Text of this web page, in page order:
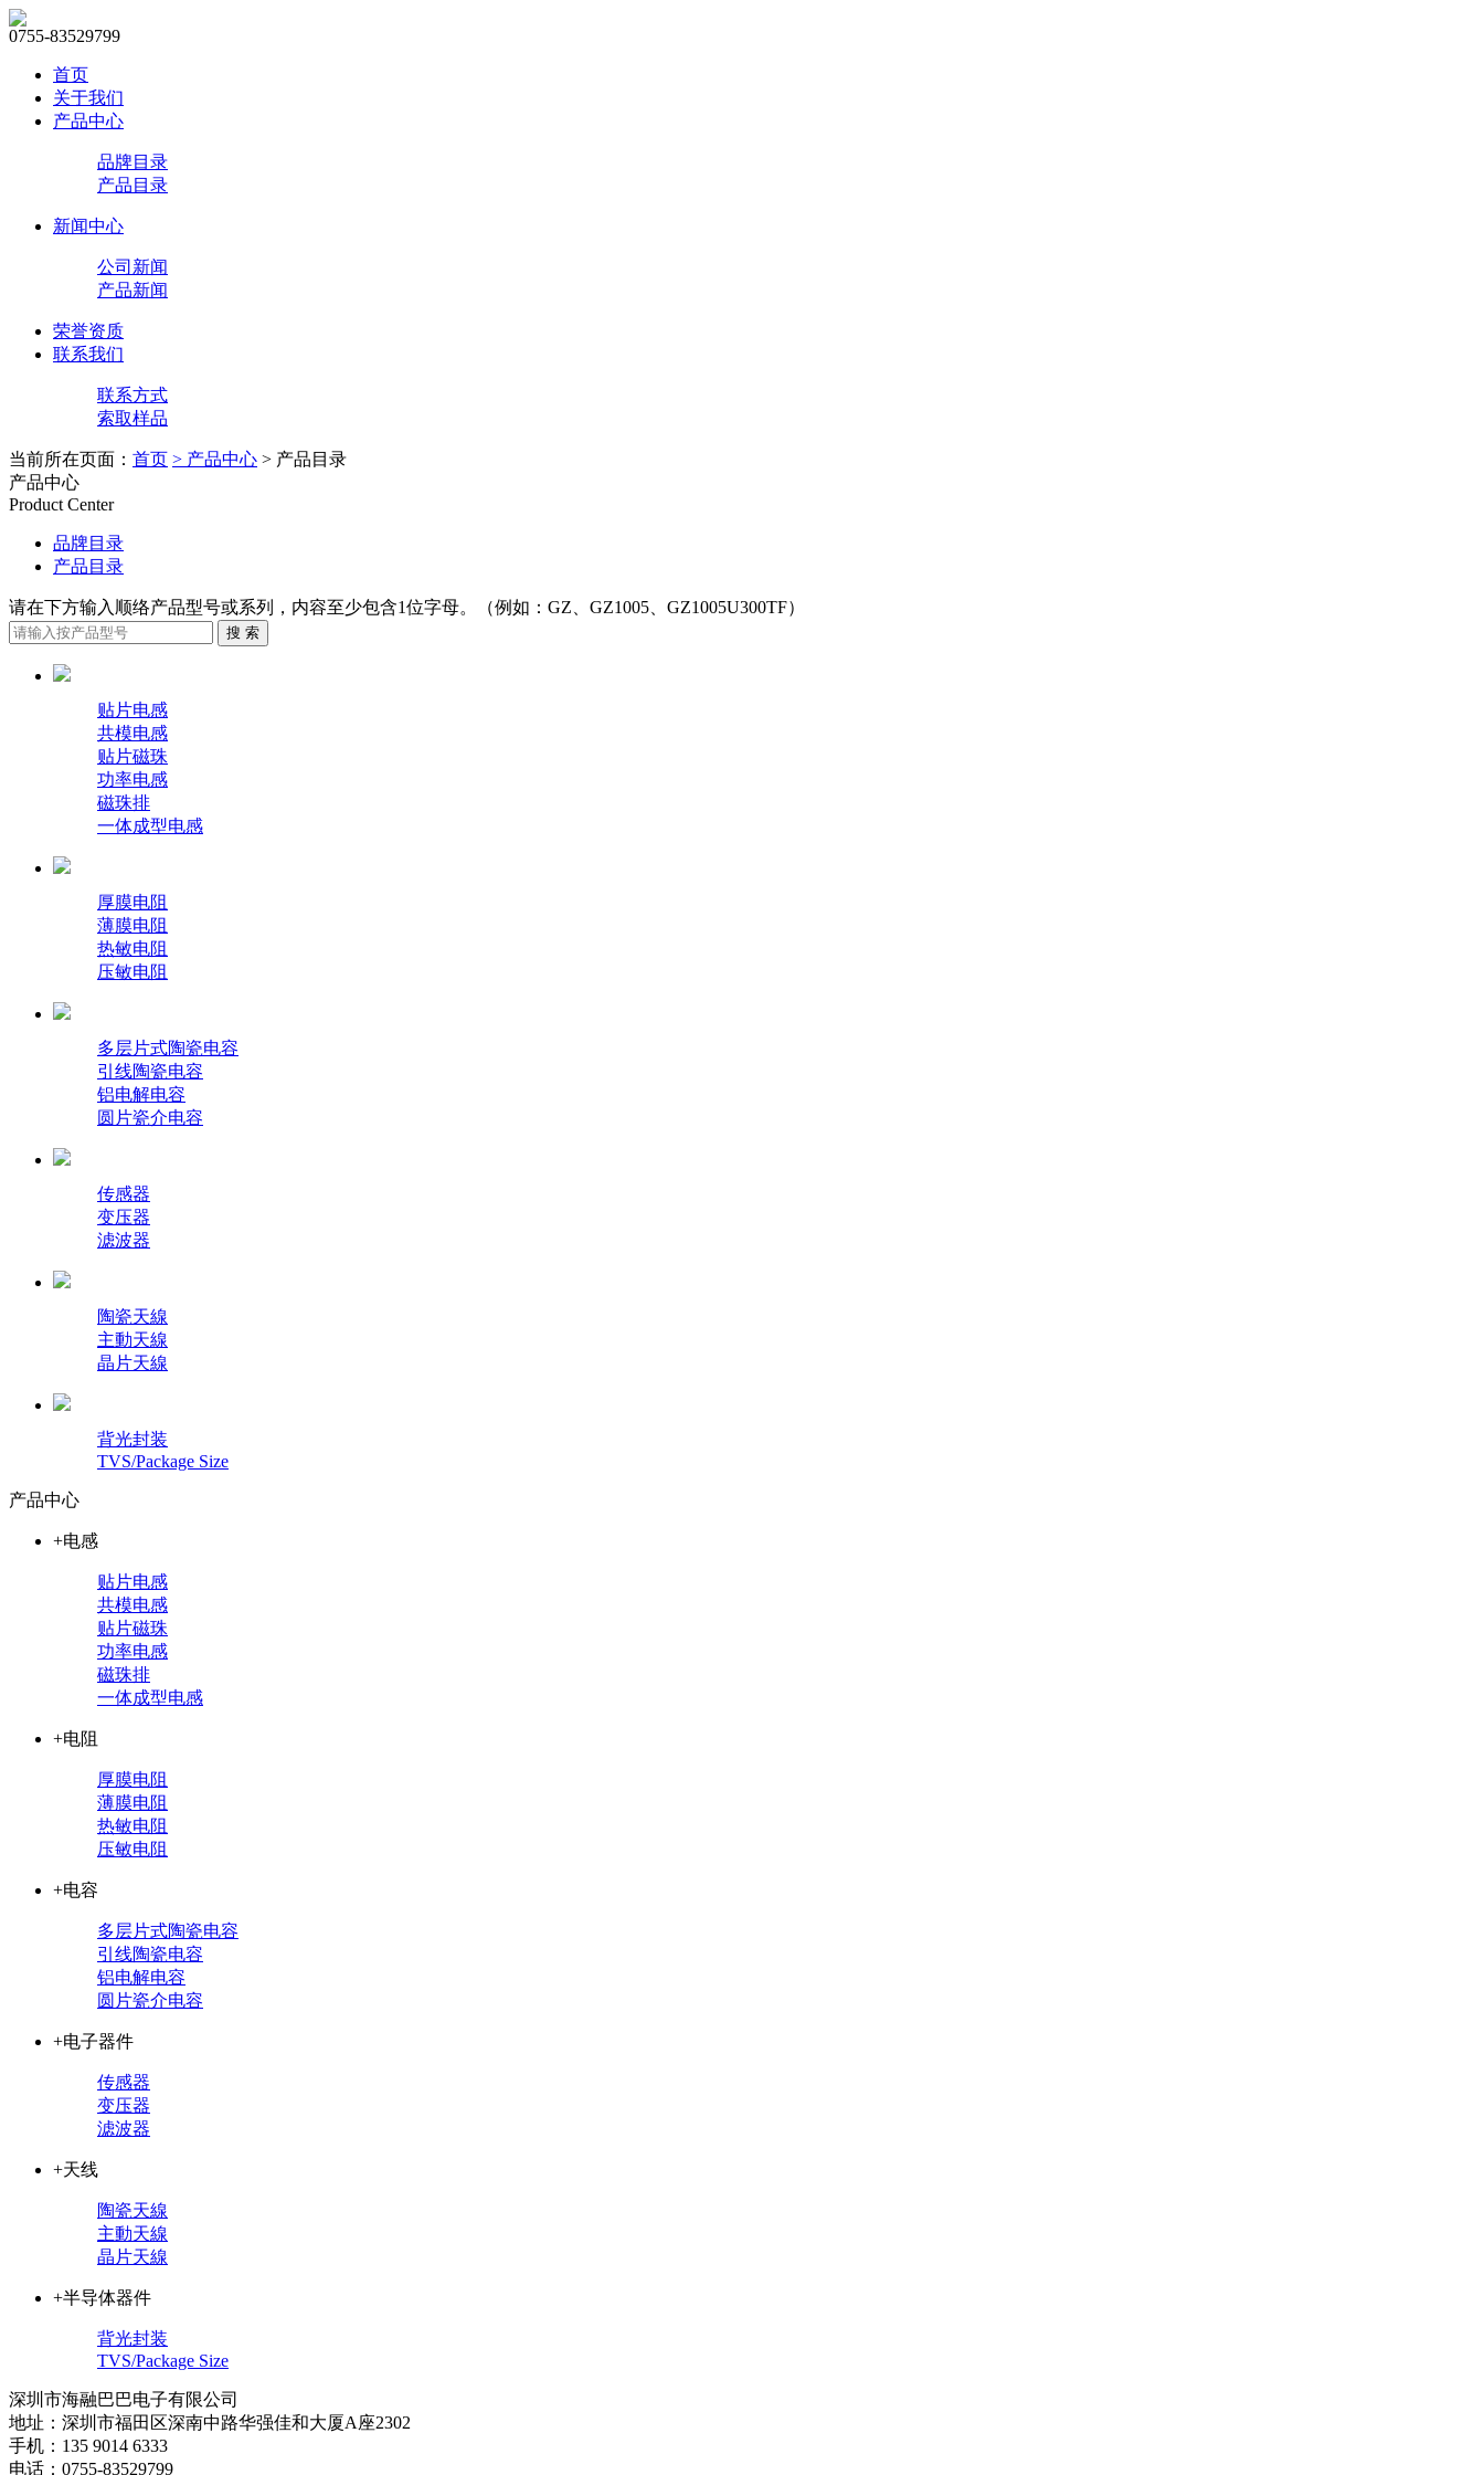
0755-83529799
首页
关于我们
产品中心
品牌目录
产品目录
新闻中心
公司新闻
产品新闻
荣誉资质
联系我们
联系方式
索取样品
当前所在页面： 首页 > 产品中心 > 产品目录
产品中心
Product Center
品牌目录
产品目录
请在下方输入顺络产品型号或系列，内容至少包含1位字母。（例如：GZ、GZ1005、GZ1005U300TF）
贴片电感
共模电感
贴片磁珠
功率电感
磁珠排
一体成型电感
厚膜电阻
薄膜电阻
热敏电阻
压敏电阻
多层片式陶瓷电容
引线陶瓷电容
铝电解电容
圆片瓷介电容
传感器
变压器
滤波器
陶瓷天線
主動天線
晶片天線
背光封装
TVS/Package Size
产品中心
+电感
贴片电感
共模电感
贴片磁珠
功率电感
磁珠排
一体成型电感
+电阻
厚膜电阻
薄膜电阻
热敏电阻
压敏电阻
+电容
多层片式陶瓷电容
引线陶瓷电容
铝电解电容
圆片瓷介电容
+电子器件
传感器
变压器
滤波器
+天线
陶瓷天線
主動天線
晶片天線
+半导体器件
背光封装
TVS/Package Size
深圳市海融巴巴电子有限公司
地址：深圳市福田区深南中路华强佳和大厦A座2302
手机：135 9014 6333
电话：0755-83529799